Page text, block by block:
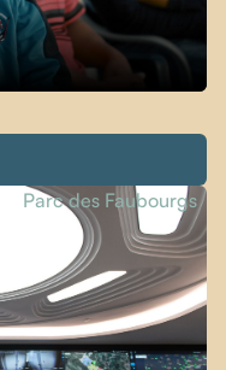
Parc des Faubourgs